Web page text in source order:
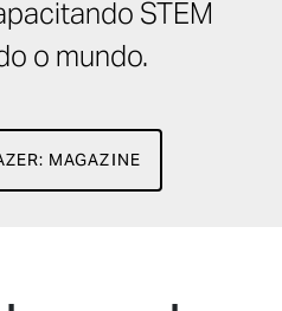
STEM
o mundo.
MAGAZINE